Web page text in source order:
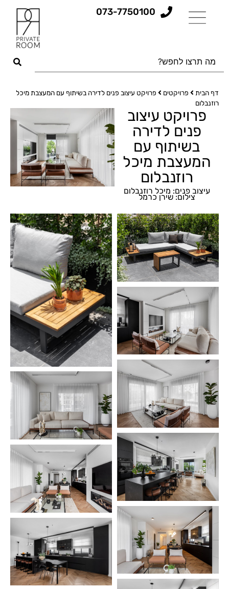
073-7750100
דף הבית פרויקטים
פרויקט עיצוב פנים לדירה בשיתוף עם המעצבת מיכל
רוזנבלום
פרויקט עיצוב
פנים לדירה
בשיתוף עם
המעצבת מיכל
רוזנבלום
עיצוב פנים: מיכל רוזנבלום
צילום: שירן כרמל